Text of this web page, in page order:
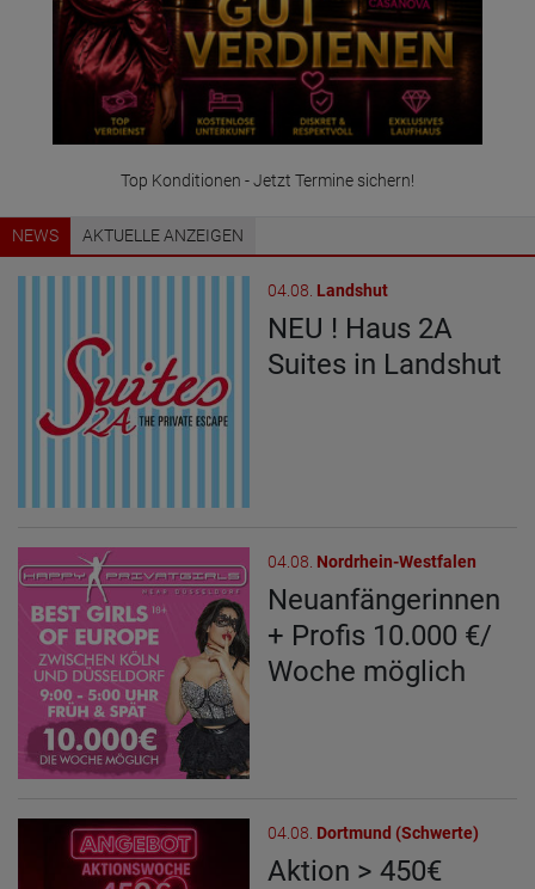
für weibl. Gäste
NEWS AKTUELLE ANZEIGEN
04.08. Landshut
NEU ! Haus 2A
Suites in Landshut
04.08. Nordrhein-Westfalen
Neuanfängerinnen
+ Profis 10.000 €/
Woche möglich
04.08. Dortmund (Schwerte)
Aktion > 450€